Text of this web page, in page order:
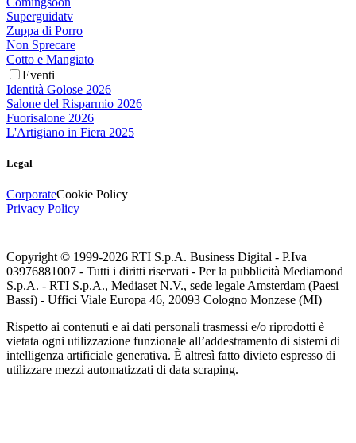
Superguidatv
Zuppa di Porro
Non Sprecare
Cotto e Mangiato
Eventi
Identità Golose 2026
Salone del Risparmio 2026
Fuorisalone 2026
L'Artigiano in Fiera 2025
Legal
CorporateCookie Policy
Privacy Policy
Copyright © 1999-2026 RTI S.p.A. Business Digital - P.Iva
03976881007 - Tutti i diritti riservati - Per la pubblicità Mediamond
S.p.A. - RTI S.p.A., Mediaset N.V., sede legale Amsterdam (Paesi
Bassi) - Uffici Viale Europa 46, 20093 Cologno Monzese (MI)
Rispetto ai contenuti e ai dati personali trasmessi e/o riprodotti è
vietata ogni utilizzazione funzionale all’addestramento di sistemi di
intelligenza artificiale generativa. È altresì fatto divieto espresso di
utilizzare mezzi automatizzati di data scraping.